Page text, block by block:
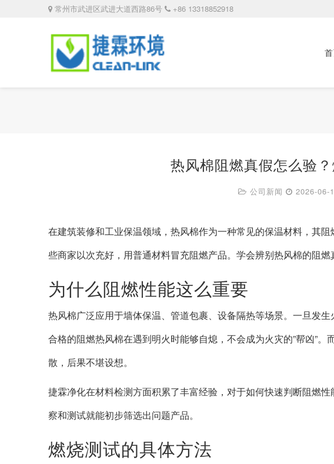
常州市武进区武进大道西路86号 +86 13318852918
热风棉阻燃真假怎么验
公司新闻 2026-06-
在建筑装修和工业保温领域，热风棉作为一种常见的保温材料，其
些商家以次充好，用普通材料冒充阻燃产品。学会辨别热风棉的阻
为什么阻燃性能这么重要
热风棉广泛应用于墙体保温、管道包裹、设备隔热等场景。一旦发
合格的阻燃热风棉在遇到明火时能够自熄，不会成为火灾的”帮凶”
散，后果不堪设想。
捷霖净化在材料检测方面积累了丰富经验，对于如何快速判断阻燃
察和测试就能初步筛选出问题产品。
燃烧测试的具体方法